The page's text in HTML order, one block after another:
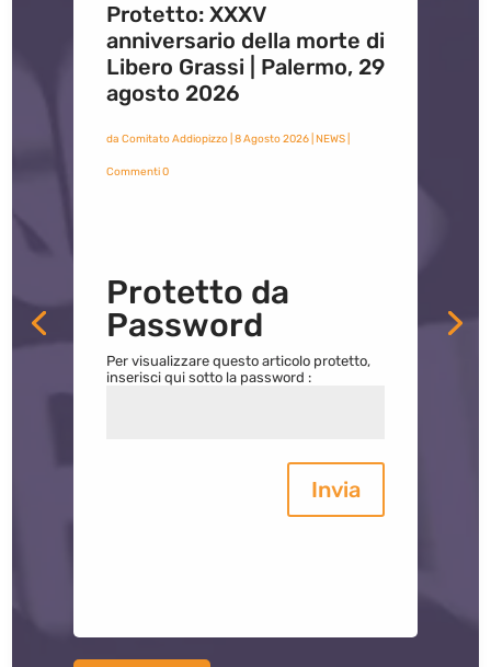
Protetto: XXXV
anniversario della morte di
Libero Grassi | Palermo, 29
agosto 2026
da Comitato Addiopizzo| 8 Agosto 2026| NEWS|
Commenti 0
Protetto da
Password
Per visualizzare questo articolo protetto,
inserisci qui sotto la password :
Invia